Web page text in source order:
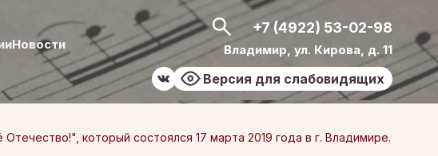
Новости
Версия для слабовидящих
+7 (4922) 53-02-98
Владимир, ул. Кирова, д. 11
который состоялся 17 марта 2019 года в г. Владимире.